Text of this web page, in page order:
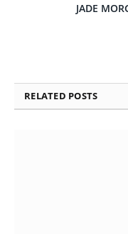
JADE
RELATED POSTS